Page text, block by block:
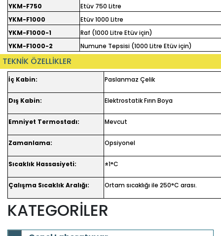
YKM-F750
Etüv 750 Litre
YKM-F1000
Etüv 1000 Litre
YKM-F1000-1
Raf (1000 Litre Etüv için)
YKM-F1000-2
Numune Tepsisi (1000 Litre Etüv için)
TEKNİK ÖZELLİKLER
İç Kabin: Paslanmaz Çelik
Dış Kabin: Elektrostatik Fırın Boya
Emniyet Termostadı: Mevcut
Zamanlama: Opsiyonel
Sıcaklık Hassasiyeti: ±1°C
Çalışma Sıcaklık Aralığı: Ortam sıcaklığı ile 250°C arası.
KATEGORİLER